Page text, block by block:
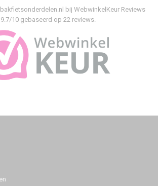
bij WebwinkelKeur Reviews
10 gebaseerd op 22 reviews.